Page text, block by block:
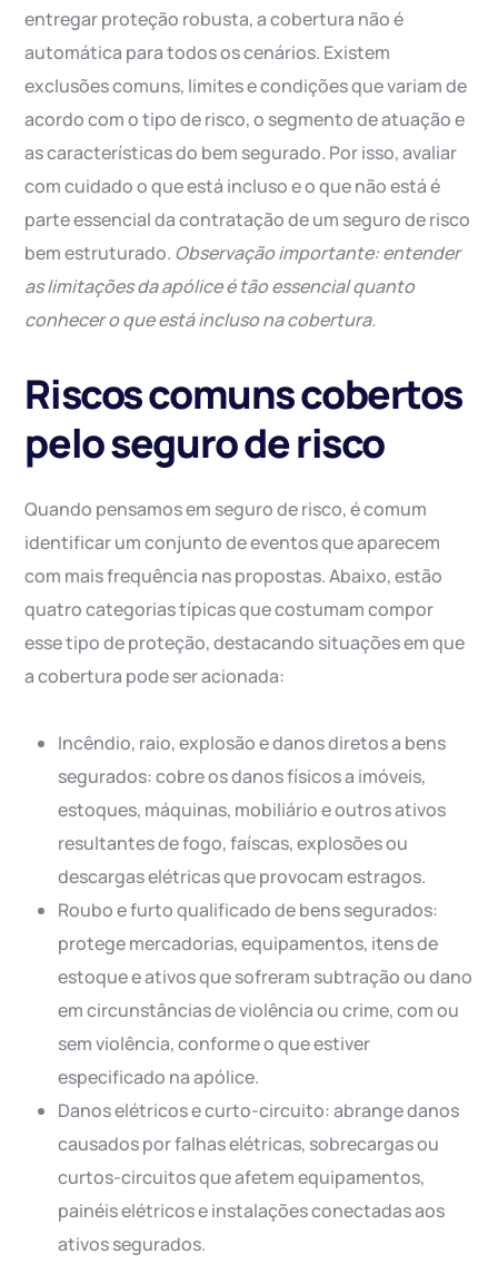
entregar proteção robusta, a cobertura não é
automática para todos os cenários. Existem
exclusões comuns, limites e condições que variam de
acordo com o tipo de risco, o segmento de atuação e
as características do bem segurado. Por isso, avaliar
com cuidado o que está incluso e o que não está é
parte essencial da contratação de um seguro de risco
bem estruturado. Observação importante: entender
as limitações da apólice é tão essencial quanto
conhecer o que está incluso na cobertura.
Riscos comuns cobertos
pelo seguro de risco
Quando pensamos em seguro de risco, é comum
identificar um conjunto de eventos que aparecem
com mais frequência nas propostas. Abaixo, estão
quatro categorias típicas que costumam compor
esse tipo de proteção, destacando situações em que
a cobertura pode ser acionada:
Incêndio, raio, explosão e danos diretos a bens
segurados: cobre os danos físicos a imóveis,
estoques, máquinas, mobiliário e outros ativos
resultantes de fogo, faíscas, explosões ou
descargas elétricas que provocam estragos.
Roubo e furto qualificado de bens segurados:
protege mercadorias, equipamentos, itens de
estoque e ativos que sofreram subtração ou dano
em circunstâncias de violência ou crime, com ou
sem violência, conforme o que estiver
especificado na apólice.
Danos elétricos e curto-circuito: abrange danos
causados por falhas elétricas, sobrecargas ou
curtos-circuitos que afetem equipamentos,
painéis elétricos e instalações conectadas aos
ativos segurados.